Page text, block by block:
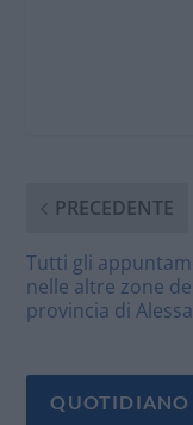
PRECEDENTE
Tutti gli
nelle altre zone
provincia di
QUOTIDIANO